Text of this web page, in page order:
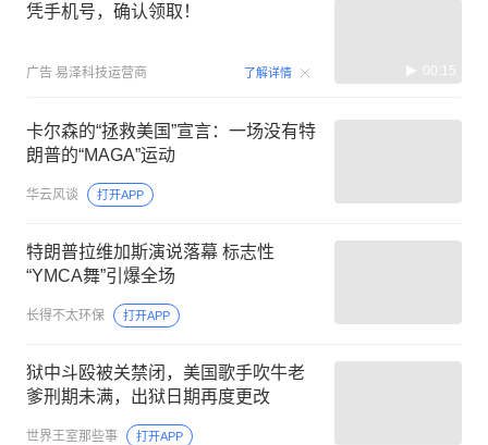
凭手机号，确认领取！
广告 易泽科技运营商 了解详情 00:15
卡尔森的“拯救美国”宣言：一场没有特
朗普的“MAGA”运动
华云风谈 打开APP
特朗普拉维加斯演说落幕 标志性
“YMCA舞”引爆全场
长得不太环保 打开APP
狱中斗殴被关禁闭，美国歌手吹牛老
爹刑期未满，出狱日期再度更改
世界王室那些事 打开APP